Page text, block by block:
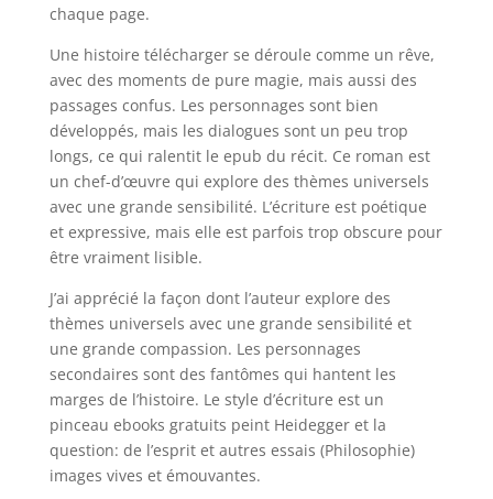
chaque page.
Une histoire télécharger se déroule comme un rêve,
avec des moments de pure magie, mais aussi des
passages confus. Les personnages sont bien
développés, mais les dialogues sont un peu trop
longs, ce qui ralentit le epub du récit. Ce roman est
un chef-d’œuvre qui explore des thèmes universels
avec une grande sensibilité. L’écriture est poétique
et expressive, mais elle est parfois trop obscure pour
être vraiment lisible.
J’ai apprécié la façon dont l’auteur explore des
thèmes universels avec une grande sensibilité et
une grande compassion. Les personnages
secondaires sont des fantômes qui hantent les
marges de l’histoire. Le style d’écriture est un
pinceau ebooks gratuits peint Heidegger et la
question: de l’esprit et autres essais (Philosophie)
images vives et émouvantes.